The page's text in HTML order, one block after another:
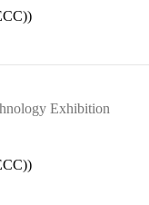
Exhibition